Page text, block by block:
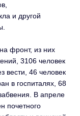
и другой
фронт, из них
3106 человек
вести, 46 человек
в госпиталях, 68
В апреле
почетного